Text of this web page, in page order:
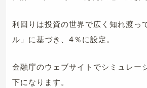
利回りは投資の世界で広く知れ渡っ
ル」に基づき、4％に設定。
金融庁のウェブサイトでシミュレー
下になります。